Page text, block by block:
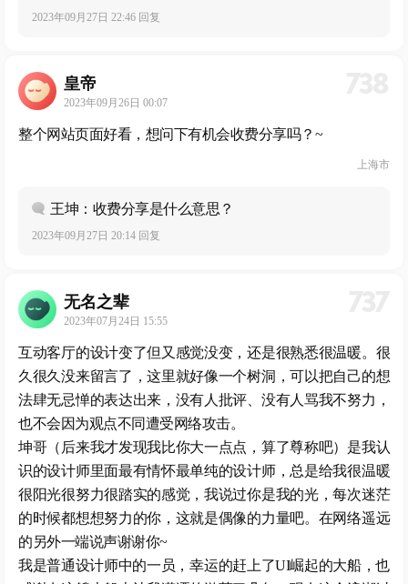
2023年09月27日 22:46 回复
皇帝
2023年09月26日 00:07
整个网站页面好看，想问下有机会收费分享吗？~
上海市
王坤：收费分享是什么意思？
2023年09月27日 20:14 回复
无名之辈
2023年07月24日 15:55
互动客厅的设计变了但又感觉没变，还是很熟悉很温暖。很
久很久没来留言了，这里就好像一个树洞，可以把自己的想
法肆无忌惮的表达出来，没有人批评、没有人骂我不努力，
也不会因为观点不同遭受网络攻击。
坤哥（后来我才发现我比你大一点点，算了尊称吧）是我认
识的设计师里面最有情怀最单纯的设计师，总是给我很温暖
很阳光很努力很踏实的感觉，我说过你是我的光，每次迷茫
的时候都想想努力的你，这就是偶像的力量吧。在网络遥远
的另外一端说声谢谢你~
我是普通设计师中的一员，幸运的赶上了UI崛起的大船，也